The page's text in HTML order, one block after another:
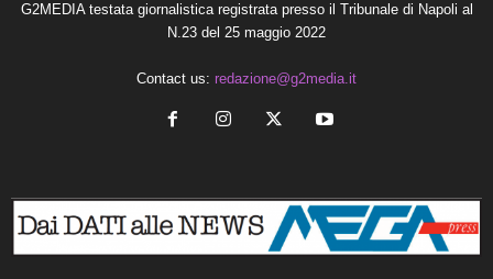
G2MEDIA testata giornalistica registrata presso il Tribunale di Napoli al
N.23 del 25 maggio 2022
Contact us: redazione@g2media.it